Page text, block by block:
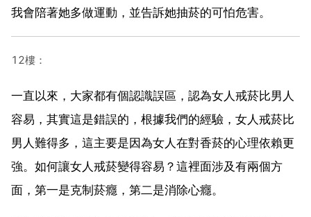
我會陪著她多做運動，並告訴她抽菸的可怕危害。
12樓：
一直以來，大家都有個認識誤區，認為女人戒菸比男人
容易，其實這是錯誤的，根據我們的經驗，女人戒菸比
男人難得多，這主要是因為女人在對香菸的心理依賴更
強。如何讓女人戒菸變得容易？這裡面涉及有兩個方
面，第一是克制菸癮，第二是消除心癮。